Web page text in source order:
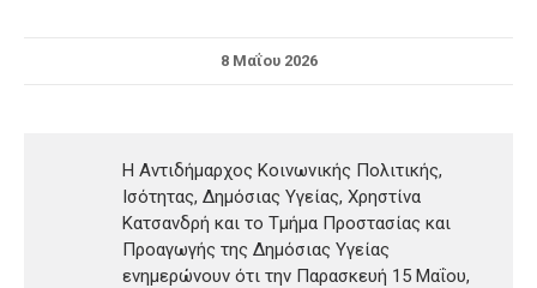
8 Μαΐου 2026
Η Αντιδήμαρχος Κοινωνικής Πολιτικής,
Ισότητας, Δημόσιας Υγείας, Χρηστίνα
Κατσανδρή και το Τμήμα Προστασίας και
Προαγωγής της Δημόσιας Υγείας
ενημερώνουν ότι την Παρασκευή 15 Μαΐου,